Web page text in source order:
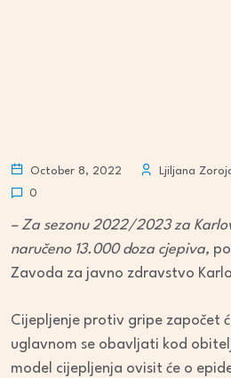
October 8, 2022 Ljiljana
0
– Za sezonu 2022/2023 za
naručeno 13.000 doza cjepiva,
Zavoda za javno zdravstvo
Cijepljenje protiv gripe započet
uglavnom se obavljati kod
model cijepljenja ovisit će o